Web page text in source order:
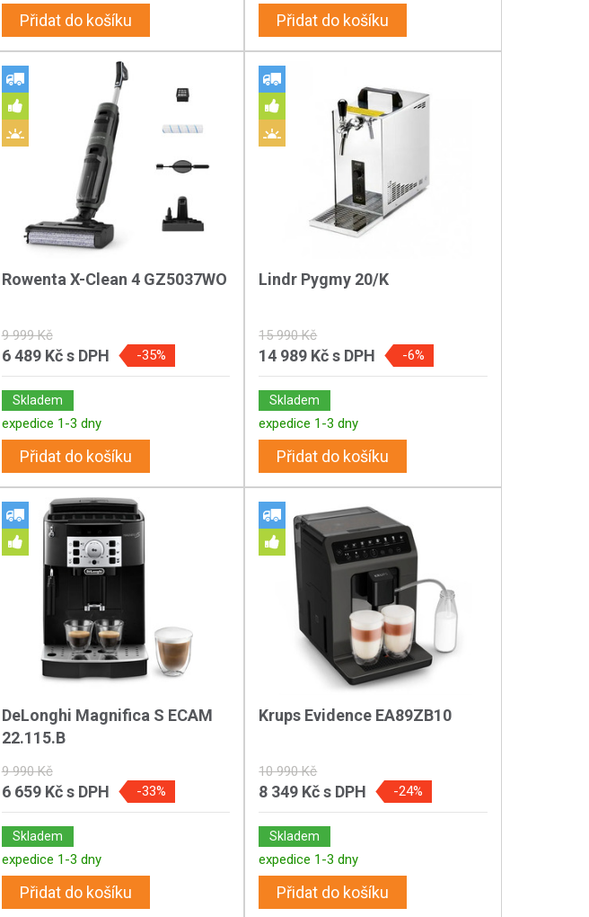
Přidat do košíku Přidat do košíku
Rowenta X-Clean 4 GZ5037WO
9 999 Kč
6 489 Kčs DPH -35%
Skladem
expedice 1-3 dny
Přidat do košíku
Lindr Pygmy 20/K
15 990 Kč
14 989 Kčs DPH -6%
Skladem
expedice 1-3 dny
Přidat do košíku
DeLonghi Magnifica S ECAM
22.115.B
9 990 Kč
6 659 Kčs DPH -33%
Skladem
expedice 1-3 dny
Přidat do košíku
Krups Evidence EA89ZB10
10 990 Kč
8 349 Kčs DPH -24%
Skladem
expedice 1-3 dny
Přidat do košíku